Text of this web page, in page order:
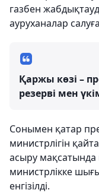
газбен
ауруханалар
Қаржы көзі –
резерві мен
Сонымен қатар
министрлігін
асыру
министрлікке
енгізілді.